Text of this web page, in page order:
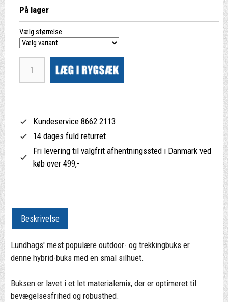
På lager
Vælg størrelse
Kundeservice 8662 2113
14 dages fuld returret
Fri levering til valgfrit afhentningssted i Danmark ved
køb over 499,-
Beskrivelse
Lundhags' mest populære outdoor- og trekkingbuks er
denne hybrid-buks med en smal silhuet.
Buksen er lavet i et let materialemix, der er optimeret til
bevægelsesfrihed og robusthed.